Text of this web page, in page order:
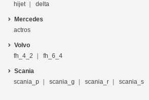
hijet
delta
Mercedes
actros
Volvo
fh_4_2
fh_6_4
Scania
scania_p
scania_g scania_r scania_s